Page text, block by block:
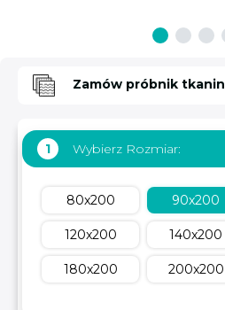
Zamów próbnik tkanin
1 Wybierz Rozmiar:
80x200 90x200
120x200 140x200
180x200 200x200